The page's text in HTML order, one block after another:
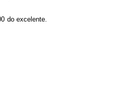
do excelente.